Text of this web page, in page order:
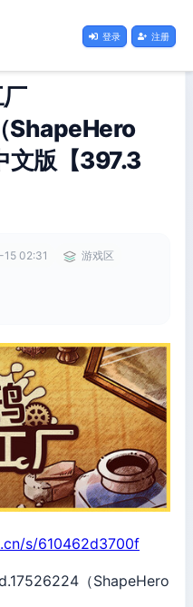
登录 注册
厂
ShapeHero
文版【397.3
02:31
游戏区
s/610462d3700f
（ShapeHero